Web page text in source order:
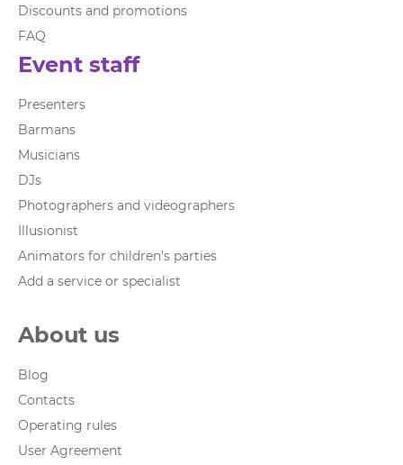
Discounts and promotions
FAQ
Event staff
Presenters
Barmans
Musicians
DJs
Photographers and videographers
Illusionist
Animators for children's parties
Add a service or specialist
About us
Blog
Contacts
Operating rules
User Agreement